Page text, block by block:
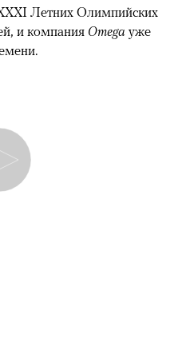
Летних Олимпийских
и компания Omega уже